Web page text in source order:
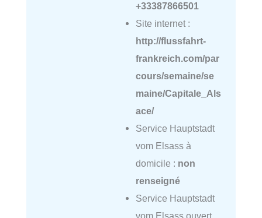
+33387866501
Site internet :
http://flussfahrt-
frankreich.com/par
cours/semaine/se
maine/Capitale_Als
ace/
Service Hauptstadt
vom Elsass à
domicile : non
renseigné
Service Hauptstadt